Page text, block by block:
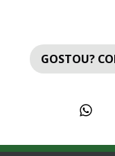
GOSTOU?